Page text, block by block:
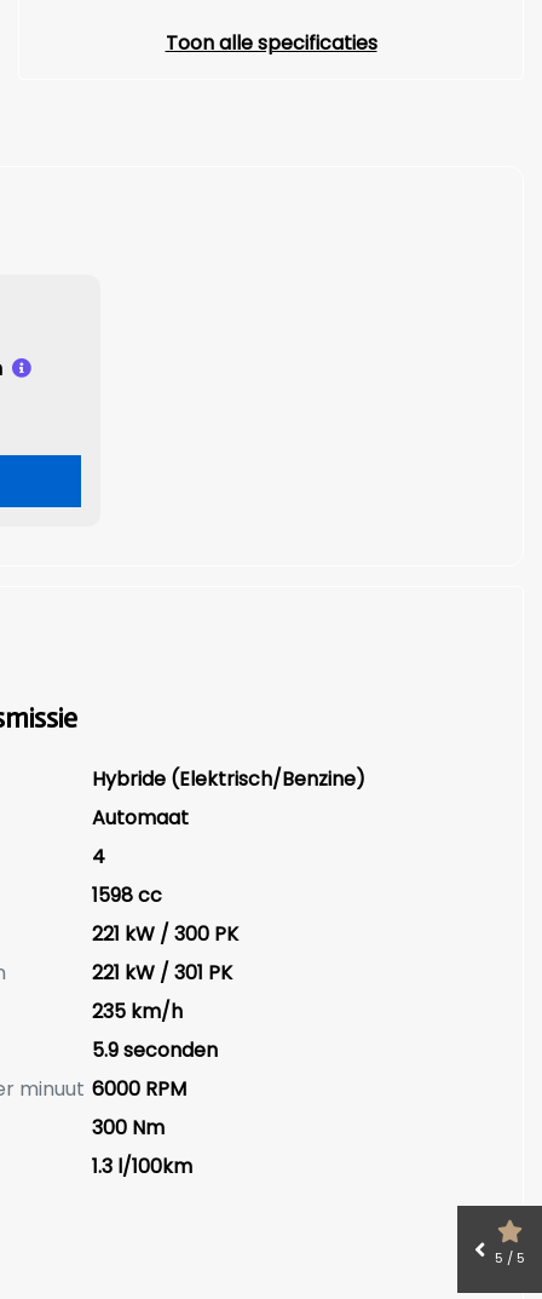
Toon alle specificaties
Hybride (Elektrisch/Benzine)
Automaat
4
1598 cc
221 kW / 300 PK
221 kW / 301 PK
235 km/h
5.9 seconden
minuut 6000 RPM
300 Nm
1.3 l/100km
5 / 5